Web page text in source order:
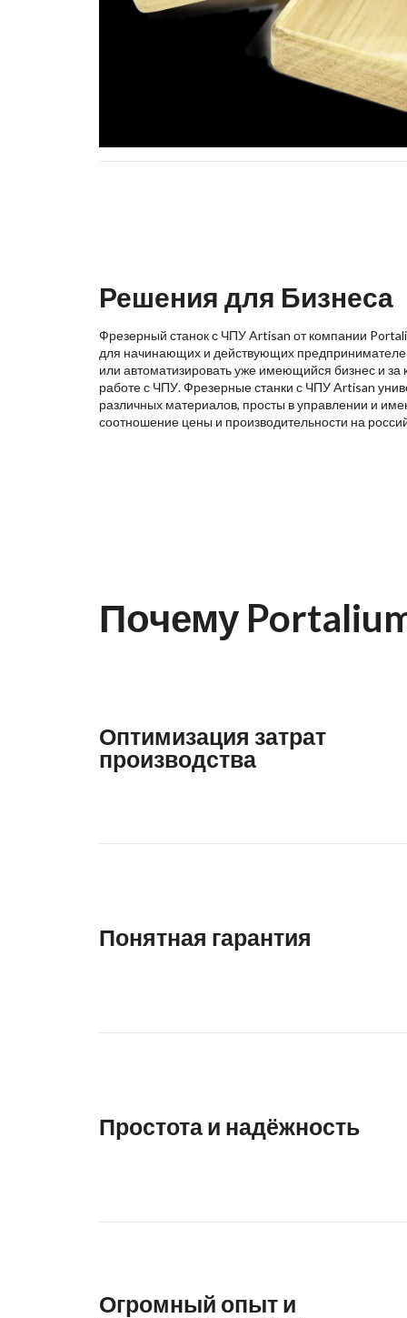
Решения для Бизнеса
Фрезерный станок с ЧПУ Artisan от компании
для начинающих и действующих
или автоматизировать уже имеющийся бизнес и за
работе с ЧПУ. Фрезерные станки с ЧПУ Artisan
различных материалов, просты в управлении и
соотношение цены и производительности на
Почему
Оптимизация затрат
производства
Понятная гарантия
Простота и надёжность
Огромный опыт и